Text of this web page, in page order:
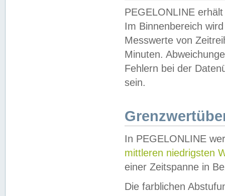
PEGELONLINE
Im Binnenbereich
Messwerte von
Minuten.
Fehlern bei der
sein.
In PEGELONLINE
mittleren niedrigsten
einer Zeitspanne in
Die farblichen